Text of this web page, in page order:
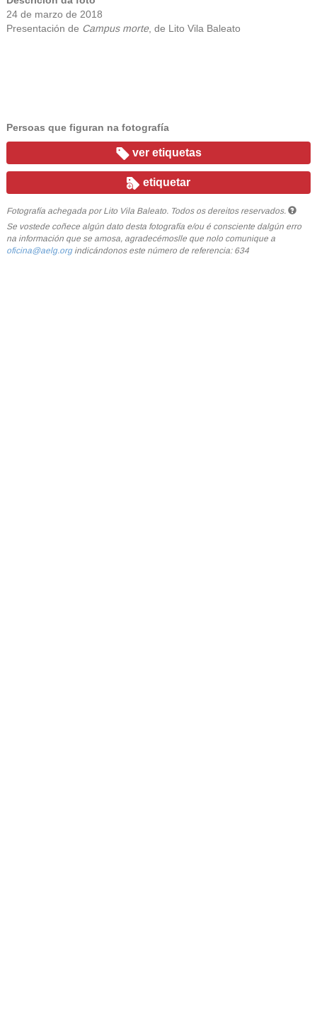
24 de marzo de 2018
Presentación de Campus morte, de Lito Vila Baleato
Persoas que figuran na fotografía
ver etiquetas
etiquetar
Fotografía achegada por Lito Vila Baleato. Todos os dereitos reservados.
Se vostede coñece algún dato desta fotografía e/ou é consciente dalgún erro
na información que se amosa, agradecémoslle que nolo comunique a
oficina@aelg.orgindicándonos este número de referencia: 634